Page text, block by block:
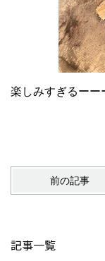
楽しみすぎるーー
前の記事
記事一覧